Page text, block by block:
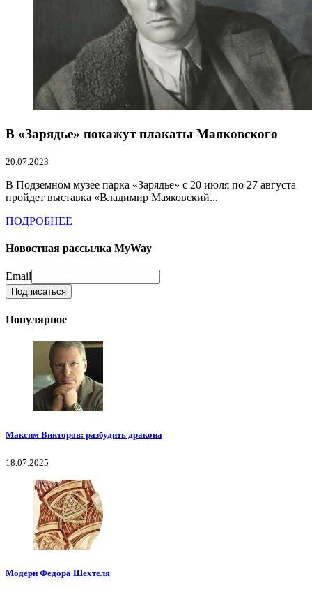
В «Зарядье» покажут плакаты Маяковского
20.07.2023
В Подземном музее парка «Зарядье» с 20 июля по 27 августа
пройдет выставка «Владимир Маяковский...
ПОДРОБНЕЕ
Новостная рассылка MyWay
Email
Популярное
Максим Викторов: разбудить дракона
18.07.2025
Модерн Федора Шехтеля